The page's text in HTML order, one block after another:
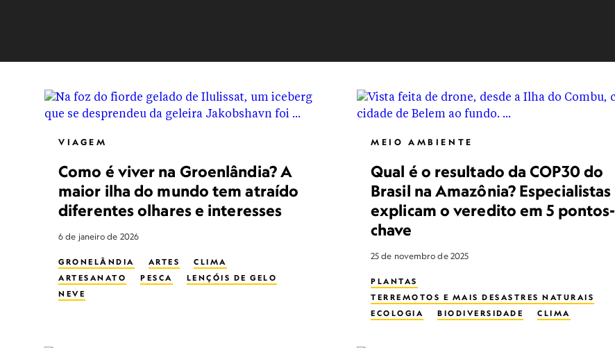
VIAGEM
Como é viver na Groenlândia? A
maior ilha do mundo tem atraído
diferentes olhares e interesses
6 de janeiro de 2026
GRONELÂNDIA ARTES
CLIMA
ARTESANATO
PESCA
LENÇÓIS DE GELO
NEVE
MEIO AMBIENTE
Qual é o resultado da COP30 do
Brasil na Amazônia? Especialistas
explicam o veredito em 5 pontos-
chave
25 de novembro de 2025
PLANTAS
TERREMOTOS E MAIS DESASTRES NATURAIS
ECOLOGIA
BIODIVERSIDADE
CLIMA